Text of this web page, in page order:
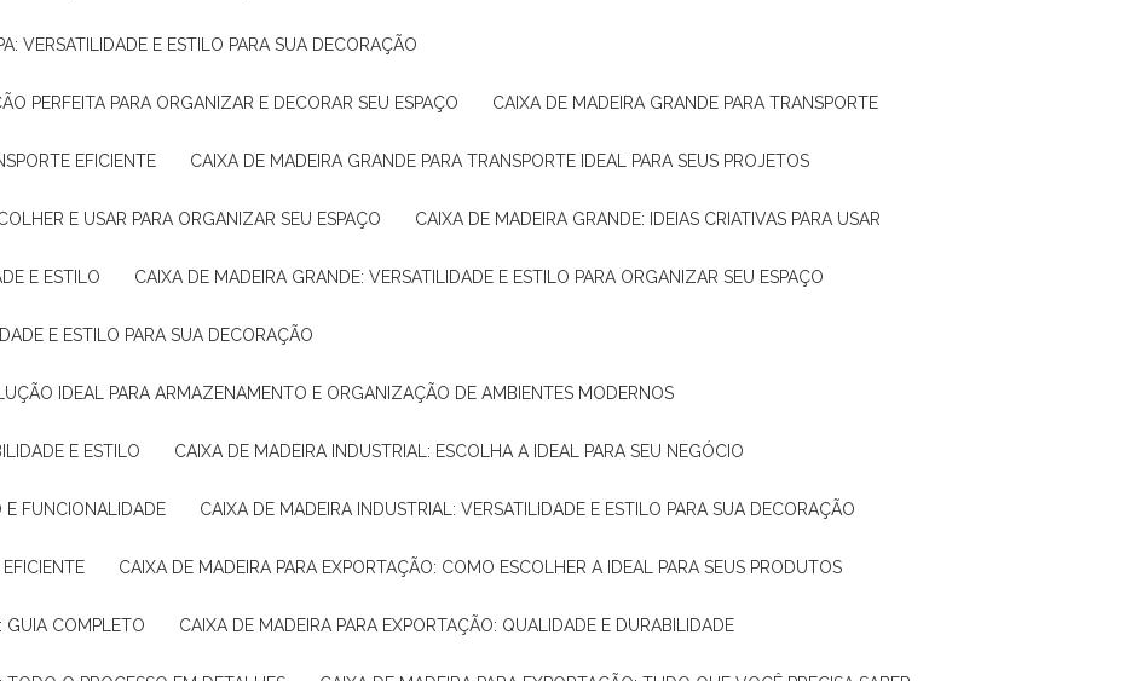
VERSATILIDADE E ESTILO PARA SUA DECORAÇÃO
PERFEITA PARA ORGANIZAR E DECORAR SEU ESPAÇO CAIXA DE MADEIRA GRANDE PARA TRANSPORTE
EFICIENTE CAIXA DE MADEIRA GRANDE PARA TRANSPORTE IDEAL PARA SEUS PROJETOS
E USAR PARA ORGANIZAR SEU ESPAÇO CAIXA DE MADEIRA GRANDE: IDEIAS CRIATIVAS PARA USAR
E ESTILO CAIXA DE MADEIRA GRANDE: VERSATILIDADE E ESTILO PARA ORGANIZAR SEU ESPAÇO
E ESTILO PARA SUA DECORAÇÃO
IDEAL PARA ARMAZENAMENTO E ORGANIZAÇÃO DE AMBIENTES MODERNOS
E ESTILO CAIXA DE MADEIRA INDUSTRIAL: ESCOLHA A IDEAL PARA SEU NEGÓCIO
E FUNCIONALIDADE CAIXA DE MADEIRA INDUSTRIAL: VERSATILIDADE E ESTILO PARA SUA DECORAÇÃO
CAIXA DE MADEIRA PARA EXPORTAÇÃO: COMO ESCOLHER A IDEAL PARA SEUS PRODUTOS
GUIA COMPLETO CAIXA DE MADEIRA PARA EXPORTAÇÃO: QUALIDADE E DURABILIDADE